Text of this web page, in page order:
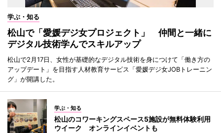
学ぶ・知る
松山で「愛媛デジ女プロジェクト」 仲間と一緒に
デジタル技術学んでスキルアップ
松山で2月17日、女性が基礎的なデジタル技術を身につけて「働き方の
アップデート」を目指す人材教育サービス「愛媛デジ女JOBトレーニン
グ」が開講した。
学ぶ・知る
松山のコワーキングスペース5施設が無料体験利用
ウイーク オンラインイベントも